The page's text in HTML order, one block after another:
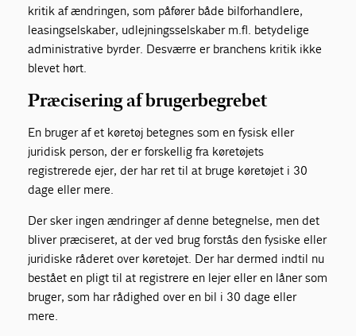
kritik af ændringen, som påfører både bilforhandlere,
leasingselskaber, udlejningsselskaber m.fl. betydelige
administrative byrder. Desværre er branchens kritik ikke
blevet hørt.
Præcisering af brugerbegrebet
En bruger af et køretøj betegnes som en fysisk eller
juridisk person, der er forskellig fra køretøjets
registrerede ejer, der har ret til at bruge køretøjet i 30
dage eller mere.
Der sker ingen ændringer af denne betegnelse, men det
bliver præciseret, at der ved brug forstås den fysiske eller
juridiske råderet over køretøjet. Der har dermed indtil nu
bestået en pligt til at registrere en lejer eller en låner som
bruger, som har rådighed over en bil i 30 dage eller
mere.